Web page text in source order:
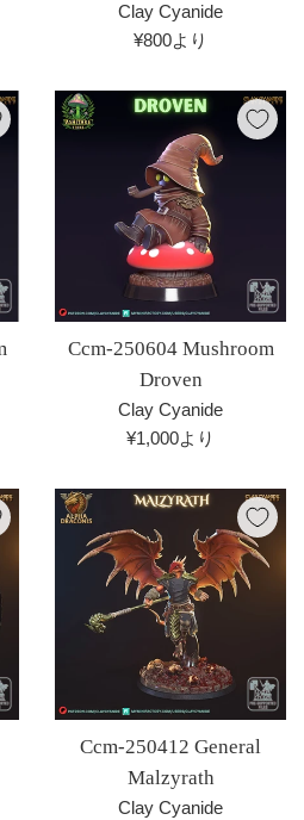
Clay Cyanide
¥800より
Ccm-250604 Mushroom
Droven
Clay Cyanide
¥1,000より
Ccm-250412 General
Malzyrath
Clay Cyanide